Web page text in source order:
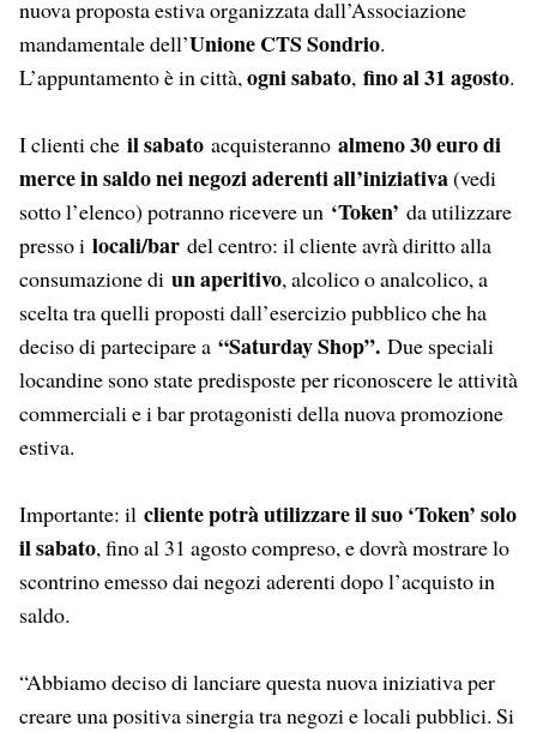
nuova proposta estiva organizzata dall’Associazione
mandamentale dell’Unione CTS Sondrio.
L’appuntamento è in città,ogni sabato, fino al 31 agosto.
I clienti che il sabato acquisteranno almeno 30 euro di
merce in saldo nei negozi aderenti all’iniziativa(vedi
sotto l’elenco) potranno ricevere un ‘Token’ da utilizzare
presso i locali/bar del centro: il cliente avrà diritto alla
consumazione di un aperitivo, alcolico o analcolico, a
scelta tra quelli proposti dall’esercizio pubblico che ha
deciso di partecipare a “Saturday Shop”. Due speciali
locandine sono state predisposte per riconoscere le attività
commerciali e i bar protagonisti della nuova promozione
estiva.
Importante: il cliente potrà utilizzare il suo ‘Token’ solo
il sabato, fino al 31 agosto compreso, e dovrà mostrare lo
scontrino emesso dai negozi aderenti dopo l’acquisto in
saldo.
“Abbiamo deciso di lanciare questa nuova iniziativa per
creare una positiva sinergia tra negozi e locali pubblici. Si